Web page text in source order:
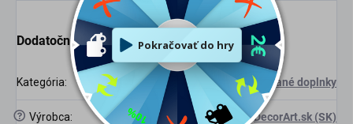
Dodatočné parametre
Kategória: Laserom rezané doplnky
? Výrobca: DecorArt.sk (SK)